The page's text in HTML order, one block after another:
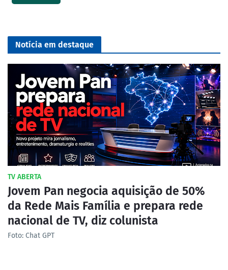
Notícia em destaque
TV ABERTA
Jovem Pan negocia aquisição de 50%
da Rede Mais Família e prepara rede
nacional de TV, diz colunista
Foto: Chat GPT